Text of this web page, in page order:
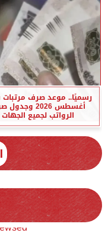
رسميًا.. موعد صرف
أغسطس 2026
الرواتب لجميع الجهات